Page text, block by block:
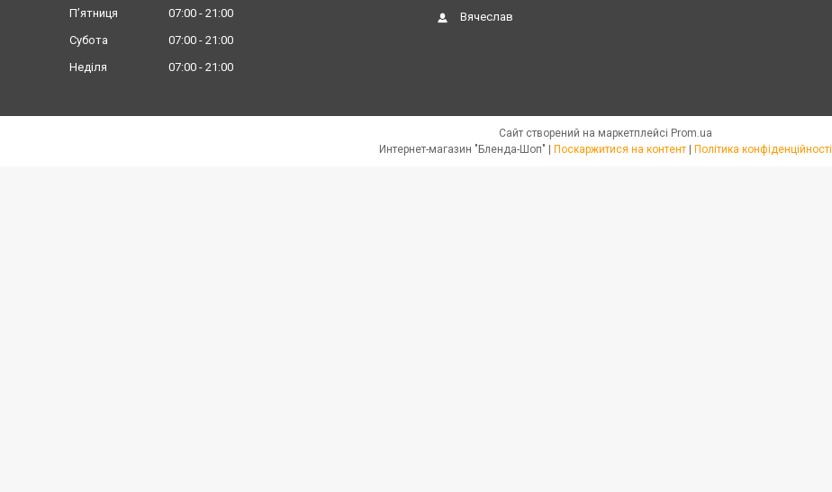
Пʼятниця
07:00
21:00
Субота
07:00
21:00
Неділя
07:00 21:00
Вячеслав
Сайт створений на маркетплейсі Prom.ua
Поскаржитися на контент Політика конфіденційності